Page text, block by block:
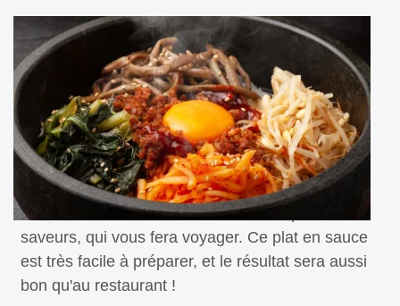
Voici une délicieuse recette coréenne pleine de
saveurs, qui vous fera voyager. Ce plat en sauce
est très facile à préparer, et le résultat sera aussi
bon qu'au restaurant !